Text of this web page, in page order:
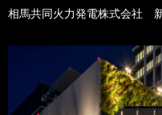
相馬共同火力発電株式会社